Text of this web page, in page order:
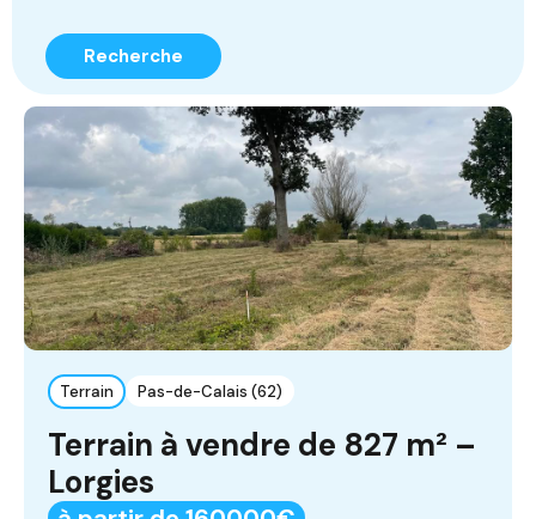
Recherche
Terrain Pas-de-Calais (62)
Terrain à vendre de 827 m² –
Lorgies